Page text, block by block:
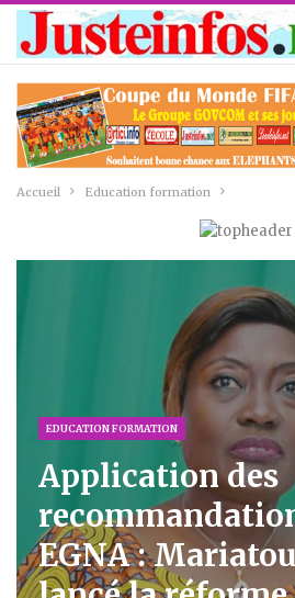
Accueil Education formation
EDUCATION FORMATION
Application des
EGNA :